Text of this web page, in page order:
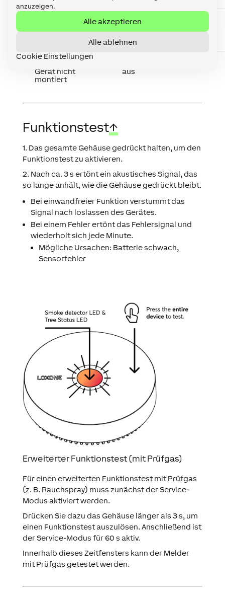
anzuzeigen.
Alle akzeptieren
Alle ablehnen
Cookie Einstellungen
Signaltöne
Gerät nicht
montiert
aus
Funktionstest↑
1. Das gesamte Gehäuse gedrückt halten, um den
Funktionstest zu aktivieren.
2. Nach ca. 3 s ertönt ein akustisches Signal, das
so lange anhält, wie die Gehäuse gedrückt bleibt.
Bei einwandfreier Funktion verstummt das
Signal nach loslassen des Gerätes.
Bei einem Fehler ertönt das Fehlersignal und
wiederholt sich jede Minute.
Mögliche Ursachen: Batterie schwach,
Sensorfehler
Erweiterter Funktionstest (mit Prüfgas)
Für einen erweiterten Funktionstest mit Prüfgas
(z. B. Rauchspray) muss zunächst der Service-
Modus aktiviert werden.
Drücken Sie dazu das Gehäuse länger als 3 s, um
einen Funktionstest auszulösen. Anschließend ist
der Service-Modus für 60 s aktiv.
Innerhalb dieses Zeitfensters kann der Melder
mit Prüfgas getestet werden.